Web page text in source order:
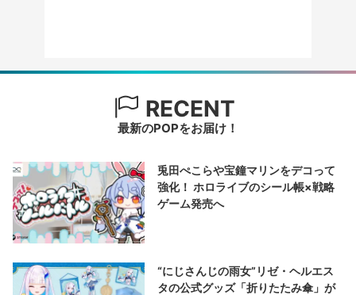
RECENT
最新のPOPをお届け！
兎田ぺこらや宝鐘マリンをデコって
強化！ ホロライブのシール帳×戦略
ゲーム発売へ
“にじさんじの雨女”リゼ・ヘルエス
タの公式グッズ「折りたたみ傘」が